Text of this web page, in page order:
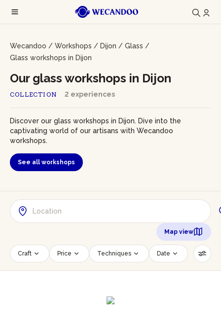
Wecandoo / Workshops / Dijon / Glass /
Glass workshops in Dijon
COLLECTION 2 experiences
Our glass workshops in Dijon
Discover our glass workshops in Dijon. Dive into the
captivating world of our artisans with Wecandoo
workshops.
See all workshops
Map view
Craft Price Techniques Date
Time slot Number of persons